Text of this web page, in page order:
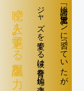
「楽譜に忠実派」ロンに習っていたが、
〝聴く人を魅了〟する不思議な力